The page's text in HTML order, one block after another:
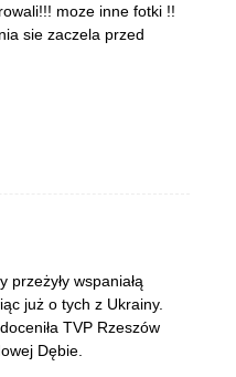
moze inne fotki !!
sie zaczela przed
przeżyły wspaniałą
już o tych z Ukrainy.
TVP Rzeszów
Dębie.